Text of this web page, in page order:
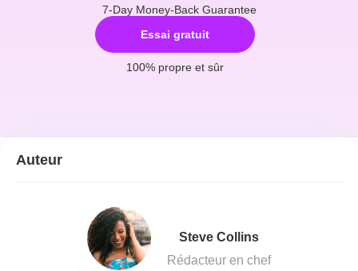
Essai gratuit
100% propre et sûr
7-Day Money-Back Guarantee
Auteur
Steve Collins
Rédacteur en chef